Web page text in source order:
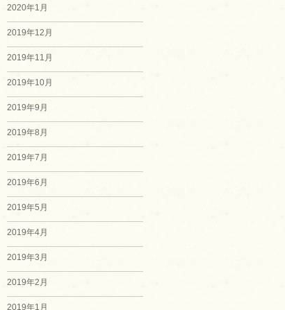
2020年1月
2019年12月
2019年11月
2019年10月
2019年9月
2019年8月
2019年7月
2019年6月
2019年5月
2019年4月
2019年3月
2019年2月
2019年1月